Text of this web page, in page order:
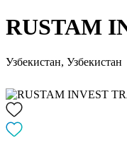
RUSTAM
Узбекистан, Узбекистан